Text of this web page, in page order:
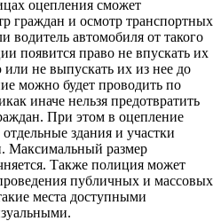
оцепления сможет
граждан и осмотр транспортных
водитель автомобиля от такого
появится право не впускать их
не выпускать их из нее до
можно будет проводить по
иначе нельзя предотвратить
При этом в оцепление
здания и участки
Максимальный размер
Также полиция может
публичных и массовых
места доступными